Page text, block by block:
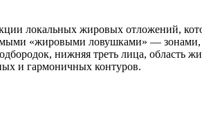
локальных жировых отложений,
«жировыми ловушками» —
нижняя треть лица, область
и гармоничных контуров.